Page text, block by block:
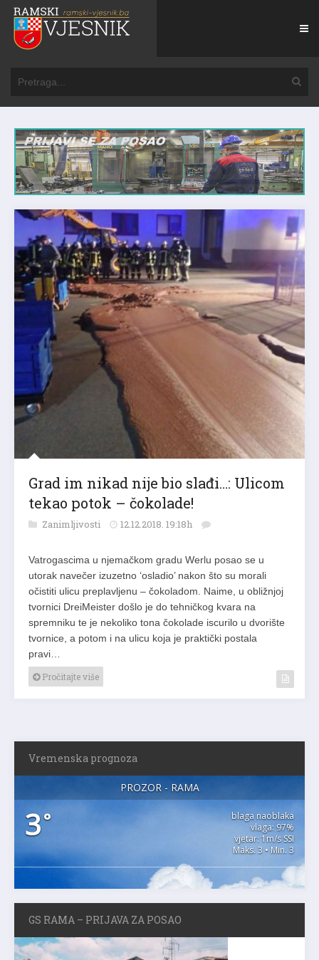
Grad im nikad nije bio slađi…: Ulicom
tekao potok – čokolade!
Zanimljivosti 12.12.2018. 19:18h
Vatrogascima u njemačkom gradu Werlu posao se u
utorak navečer izuzetno ‘osladio’ nakon što su morali
očistiti ulicu preplavljenu – čokoladom. Naime, u obližnjoj
tvornici DreiMeister došlo je do tehničkog kvara na
spremniku te je nekoliko tona čokolade iscurilo u dvorište
tvornice, a potom i na ulicu koja je praktički postala
pravi…
Pročitajte više
Vremenska prognoza
PROZOR - RAMA
3°
blaga naoblaka
vlaga: 97%
vjetar: 1m/s SSI
Maks. 3 • Min. 3
GS RAMA – PRIJAVA ZA POSAO